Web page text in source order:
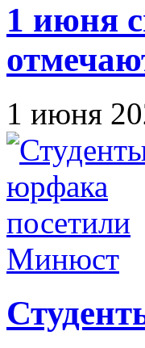
1 июня
1 июня